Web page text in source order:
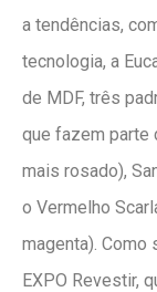
a tendências,
tecnologia, a
de MDF, três
que fazem parte
mais rosado),
o Vermelho
magenta). Como
EXPO Revestir,